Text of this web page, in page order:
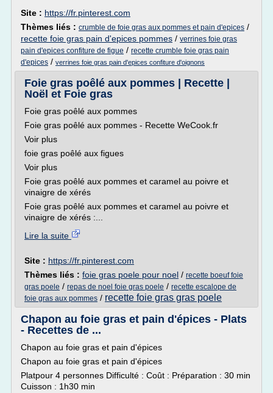
Site : https://fr.pinterest.com
Thèmes liés : crumble de foie gras aux pommes et pain d'epices /
recette foie gras pain d'epices pommes / verrines foie gras
pain d'epices confiture de figue / recette crumble foie gras pain
d'epices / verrines foie gras pain d'epices confiture d'oignons
Foie gras poêlé aux pommes | Recette |
Noël et Foie gras
Foie gras poêlé aux pommes
Foie gras poêlé aux pommes - Recette WeCook.fr
Voir plus
foie gras poêlé aux figues
Voir plus
Foie gras poêlé aux pommes et caramel au poivre et
vinaigre de xérés
Foie gras poêlé aux pommes et caramel au poivre et
vinaigre de xérés :...
Lire la suite
Site : https://fr.pinterest.com
Thèmes liés : foie gras poele pour noel / recette boeuf foie
gras poele / repas de noel foie gras poele / recette escalope de
foie gras aux pommes / recette foie gras gras poele
Chapon au foie gras et pain d'épices - Plats
- Recettes de ...
Chapon au foie gras et pain d'épices
Chapon au foie gras et pain d'épices
Platpour 4 personnes Difficulté : Coût : Préparation : 30 min
Cuisson : 1h30 min